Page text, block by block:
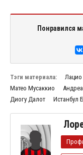
Понравился
Тэги материала: Лацио
Матео Мусаккио
Диогу Далот
Истанбул